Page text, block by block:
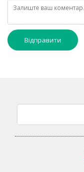
Відправити